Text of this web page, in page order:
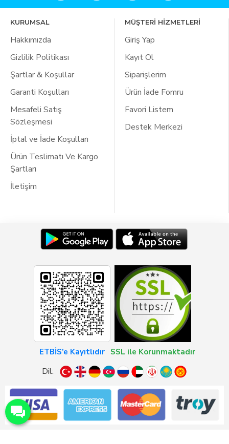
KURUMSAL
Hakkımızda
Gizlilik Politikası
Şartlar & Koşullar
Garanti Koşulları
Mesafeli Satış
Sözleşmesi
İptal ve İade Koşulları
Ürün Teslimatı Ve Kargo
Şartları
İletişim
MÜŞTERİ HİZMETLERİ
Giriş Yap
Kayıt Ol
Siparişlerim
Ürün İade Fomru
Favori Listem
Destek Merkezi
ETBİS’e Kayıtlıdır SSL ile Korunmaktadır
Dil: